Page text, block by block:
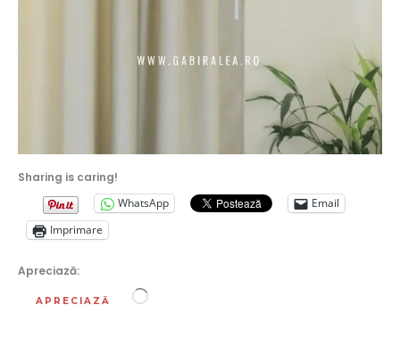
Sharing is caring!
WhatsApp
Email
Imprimare
Apreciază:
APRECIAZĂ Încarc...